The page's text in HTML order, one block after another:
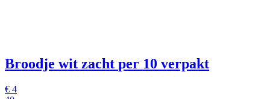
Broodje wit zacht per 10 verpakt
€ 4